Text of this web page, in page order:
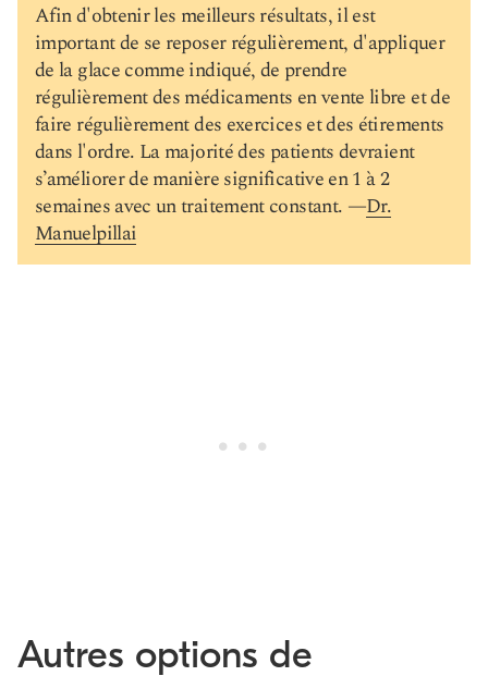
Afin d'obtenir les meilleurs résultats, il est
important de se reposer régulièrement, d'appliquer
de la glace comme indiqué, de prendre
régulièrement des médicaments en vente libre et de
faire régulièrement des exercices et des étirements
dans l'ordre. La majorité des patients devraient
s’améliorer de manière significative en 1 à 2
semaines avec un traitement constant. —Dr.
Manuelpillai
Autres options de